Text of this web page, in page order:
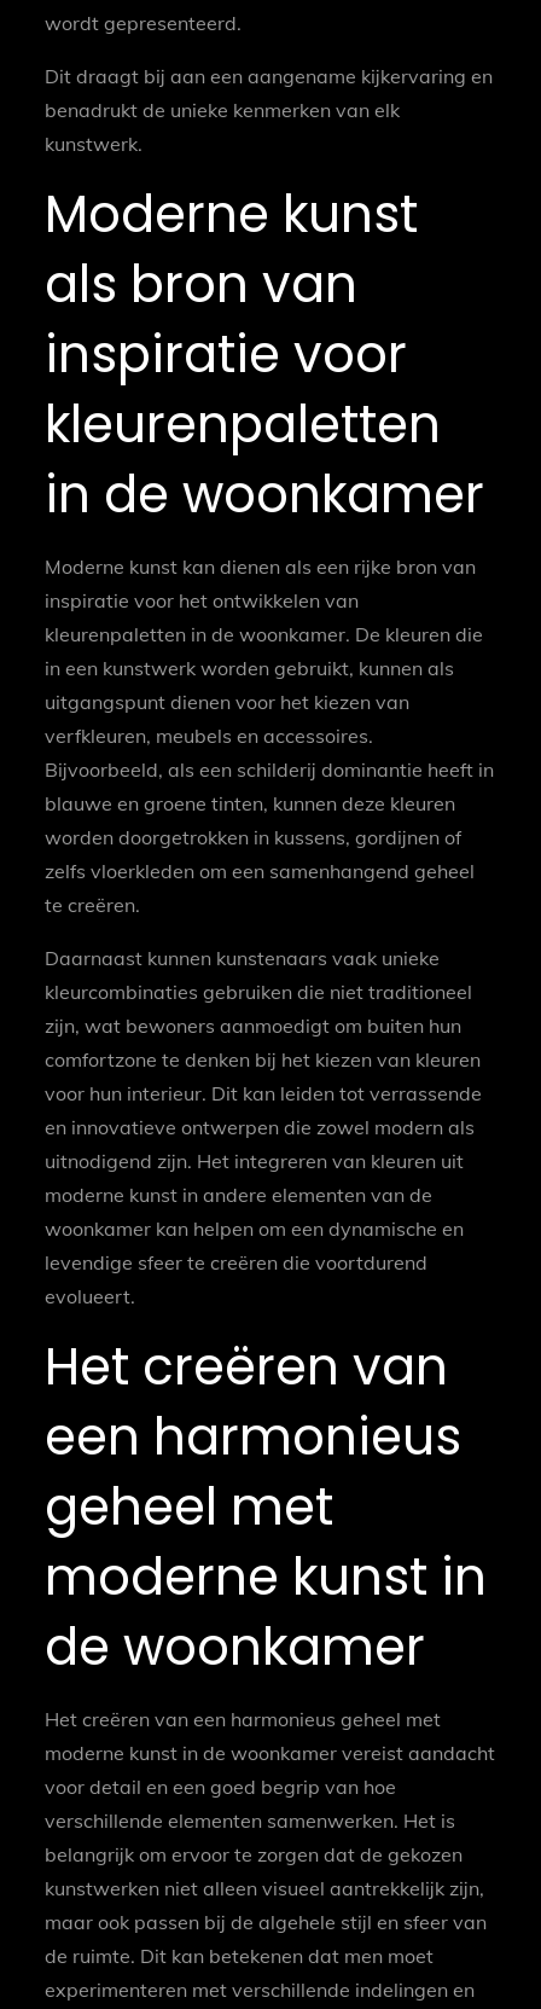
wordt gepresenteerd.
Dit draagt bij aan een aangename kijkervaring en
benadrukt de unieke kenmerken van elk
kunstwerk.
Moderne kunst
als bron van
inspiratie voor
kleurenpaletten
in de woonkamer
Moderne kunst kan dienen als een rijke bron van
inspiratie voor het ontwikkelen van
kleurenpaletten in de woonkamer. De kleuren die
in een kunstwerk worden gebruikt, kunnen als
uitgangspunt dienen voor het kiezen van
verfkleuren, meubels en accessoires.
Bijvoorbeeld, als een schilderij dominantie heeft in
blauwe en groene tinten, kunnen deze kleuren
worden doorgetrokken in kussens, gordijnen of
zelfs vloerkleden om een samenhangend geheel
te creëren.
Daarnaast kunnen kunstenaars vaak unieke
kleurcombinaties gebruiken die niet traditioneel
zijn, wat bewoners aanmoedigt om buiten hun
comfortzone te denken bij het kiezen van kleuren
voor hun interieur. Dit kan leiden tot verrassende
en innovatieve ontwerpen die zowel modern als
uitnodigend zijn. Het integreren van kleuren uit
moderne kunst in andere elementen van de
woonkamer kan helpen om een dynamische en
levendige sfeer te creëren die voortdurend
evolueert.
Het creëren van
een harmonieus
geheel met
moderne kunst in
de woonkamer
Het creëren van een harmonieus geheel met
moderne kunst in de woonkamer vereist aandacht
voor detail en een goed begrip van hoe
verschillende elementen samenwerken. Het is
belangrijk om ervoor te zorgen dat de gekozen
kunstwerken niet alleen visueel aantrekkelijk zijn,
maar ook passen bij de algehele stijl en sfeer van
de ruimte. Dit kan betekenen dat men moet
experimenteren met verschillende indelingen en